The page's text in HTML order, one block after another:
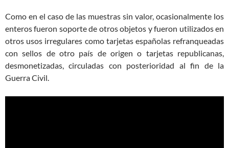
Como en el caso de las muestras sin valor, ocasionalmente los
enteros fueron soporte de otros objetos y fueron utilizados en
otros usos irregulares como tarjetas españolas refranqueadas
con sellos de otro país de origen o tarjetas republicanas,
desmonetizadas, circuladas con posterioridad al fin de la
Guerra Civil.